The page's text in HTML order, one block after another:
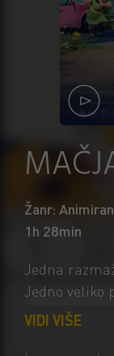
Žanr:
1h 28min
Jedna
Jedno veliko
Kada se
VIDI VIŠE